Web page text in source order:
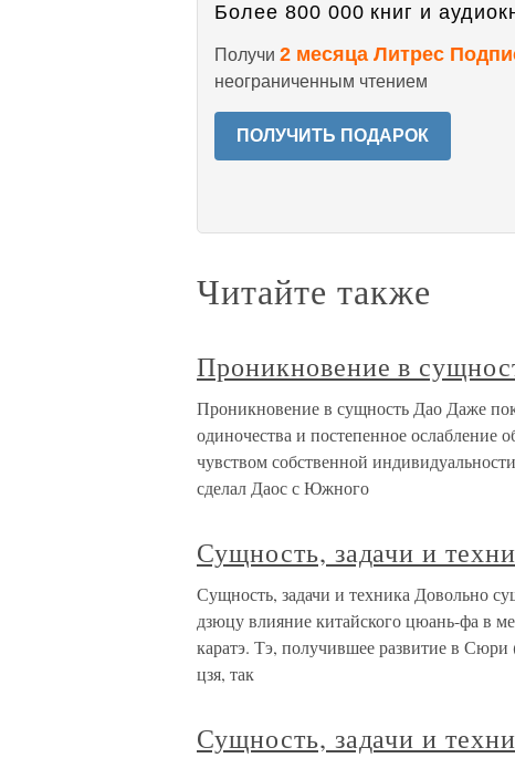
Более 800 000 книг и
Получи 2 месяца Литрес
неограниченным чтением
ПОЛУЧИТЬ ПОДАРОК
Читайте также
Проникновение в
Проникновение в сущность Дао Даже
одиночества и постепенное ослабление
чувством собственной
сделал Даос с Южного
Сущность, задачи и
Сущность, задачи и техника Довольно
дзюцу влияние китайского цюань-фа в
каратэ. Тэ, получившее развитие в
цзя, так
Сущность, задачи и